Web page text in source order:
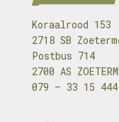
Koraalrood 153
2718 SB
Postbus 714
2700 AS
079 – 33 15 444